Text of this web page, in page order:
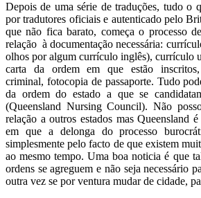
Depois de uma série de traduções, tudo o
por tradutores oficiais e autenticado pelo
que não fica barato, começa o processo
relação à documentação necessária:
olhos por algum currículo inglês), currículo
carta da ordem em que estão inscritos,
criminal, fotocopia de passaporte. Tudo
da ordem do estado a que se
(Queensland Nursing Council). Não
relação a outros estados mas Queensland
em que a delonga do processo
simplesmente pelo facto de que existem
ao mesmo tempo. Uma boa noticia é que
ordens se agreguem e não seja necessário
outra vez se por ventura mudar de cidade,